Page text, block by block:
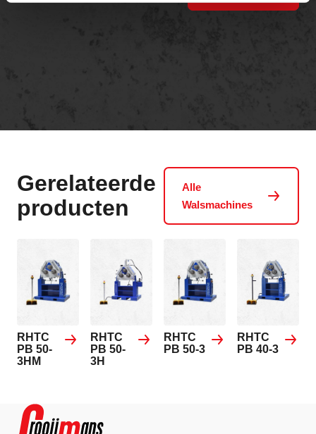
Gerelateerde
producten
Alle
Walsmachines
RHTC
PB 50-
3HM
RHTC
PB 50-
3H
RHTC
PB 50-3
RHTC
PB 40-3